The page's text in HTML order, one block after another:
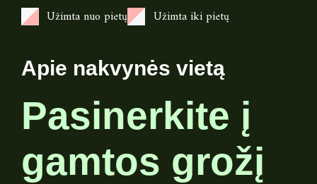
Užimta nuo pietų
Užimta iki pietų
Apie nakvynės vietą
Pasinerkite į
gamtos grožį